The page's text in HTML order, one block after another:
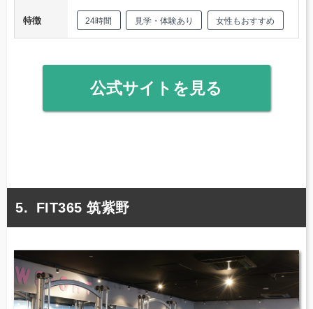
特徴 24時間 見学・体験あり 女性もおすすめ
公式サイトを見る
FIT365 筑紫野